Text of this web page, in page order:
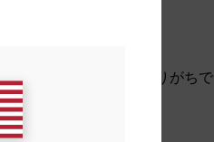
ど夏場は荷物が多くなりがちで